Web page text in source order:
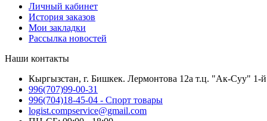
Личный кабинет
История заказов
Мои закладки
Рассылка новостей
Наши контакты
Кыргызстан, г. Бишкек. Лермонтова 12а т.ц. "Ак-Суу" 1-
996(707)99-00-31
996(704)18-45-04 - Спорт товары
logist.compservice@gmail.com